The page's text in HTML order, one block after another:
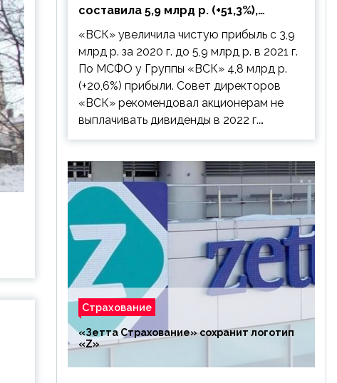
составила 5,9 млрд р. (+51,3%),
дивиденды рекомендовано не
выплачивать
«ВСК» увеличила чистую прибыль с 3,9
млрд р. за 2020 г. до 5,9 млрд р. в 2021 г.
По МСФО у Группы «ВСК» 4,8 млрд р.
(+20,6%) прибыли. Совет директоров
«ВСК» рекомендовал акционерам не
выплачивать дивиденды в 2022 г.…
Страхование
«Зетта Страхование» сохранит логотип
«Z»